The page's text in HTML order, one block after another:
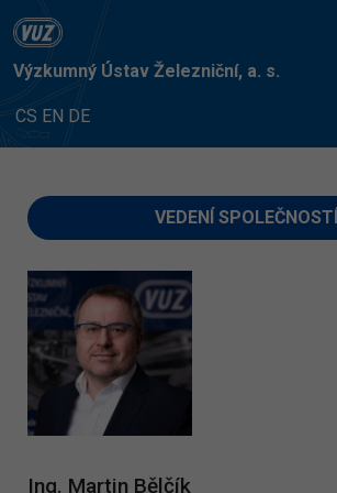
Výzkumný Ústav Železniční, a. s.
CS EN DE
VEDENÍ SPOLEČNOSTÍ
Ing. Martin Bělčík